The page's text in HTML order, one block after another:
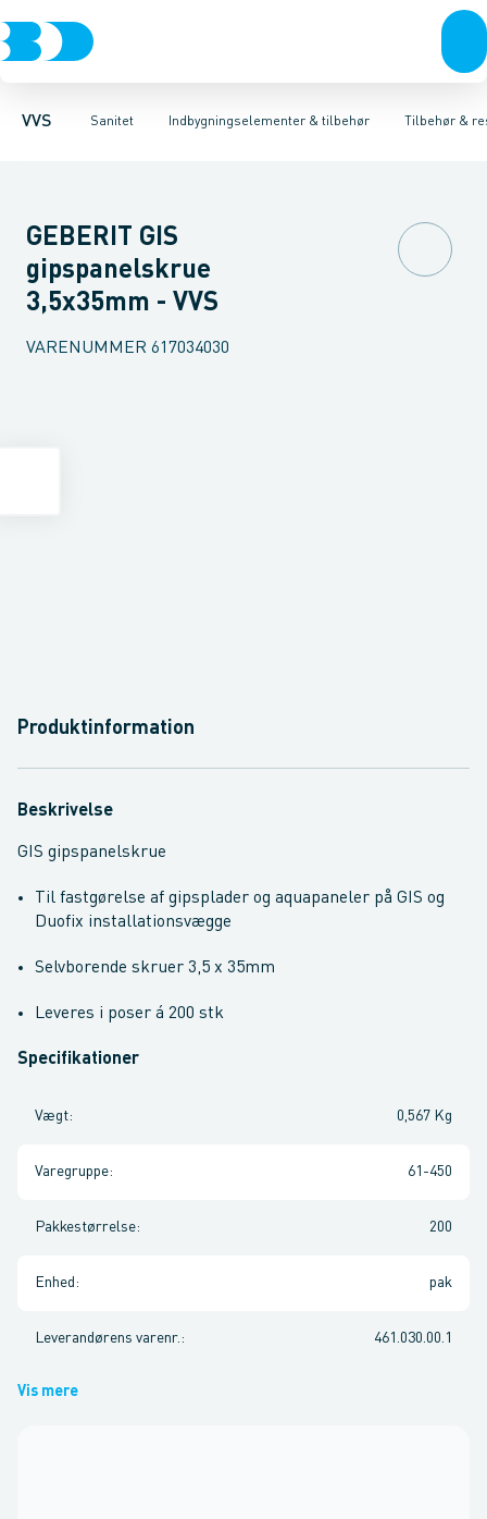
VVS Sanitet
Rør & fittingsPressfittings & rørKuglehaner & ventilerAfløb
Indbygningselementer & tilbehør
Toiletter, sæder og cisternerVaskeArmaturerBrusereTilbehør &
Høje Indbygnings elementerLave Indbygnings elementer
GEBERIT GIS
gipspanelskrue
3,5x35mm - VVS
VARENUMMER 617034030
Produktinformation
Beskrivelse
GIS gipspanelskrue
Til fastgørelse af gipsplader og aquapaneler på GIS og
Duofix installationsvægge
Selvborende skruer 3,5 x 35mm
Leveres i poser á 200 stk
Specifikationer
Vægt: 0,567 Kg
Varegruppe: 61-450
Pakkestørrelse: 200
Enhed : pak
Leverandørens varenr. : 461.030.00.1
Vis mere